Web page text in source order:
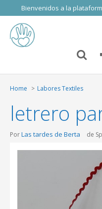
Bienvenidos a la
Home Labores Textiles
letrero
PorLas tardes de Berta de